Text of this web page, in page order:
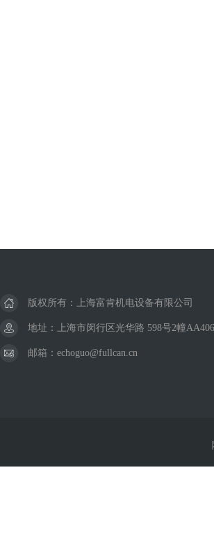
版权所有：上海富肯机电设备有限公司
地址：上海市闵行区光华路 598号2幢
邮箱：echoguo@fullcan.cn